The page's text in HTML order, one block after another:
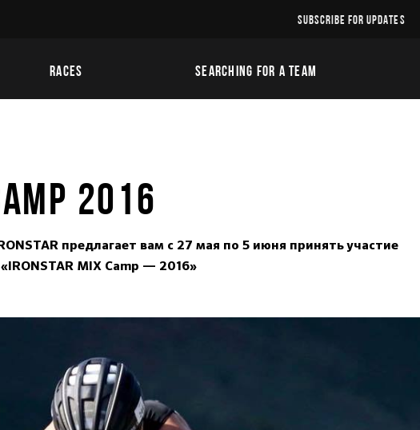
SUBSCRIBE FOR UPDATES
RACES SEARCHING FOR A TEAM
2016
предлагает вам с 27 мая по 5 июня принять участие
MIX Camp — 2016»